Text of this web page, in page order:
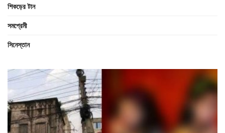
শিকড়ের টান
সমপ্রেমী
সিনেস্তান